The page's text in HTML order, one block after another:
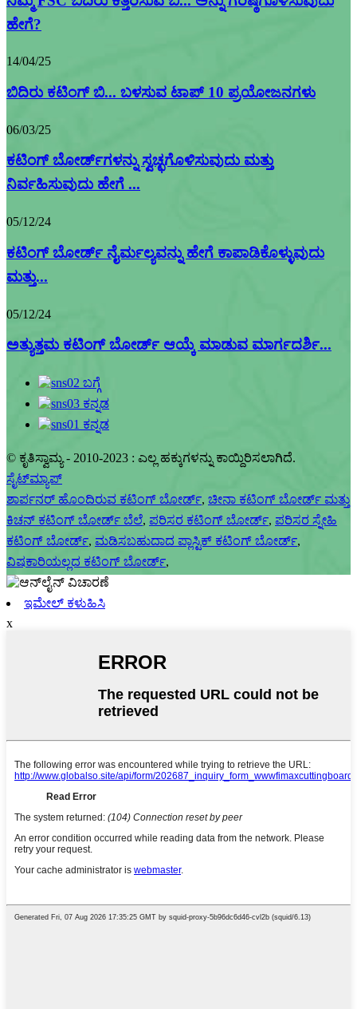
ಹೇಗೆ?
14/04/25
ಬಿದಿರು ಕಟಿಂಗ್ ಬಿ... ಬಳಸುವ ಟಾಪ್ 10 ಪ್ರಯೋಜನಗಳು
06/03/25
ಕಟಿಂಗ್ ಬೋರ್ಡ್‌ಗಳನ್ನು ಸ್ವಚ್ಛಗೊಳಿಸುವುದು ಮತ್ತು
ನಿರ್ವಹಿಸುವುದು ಹೇಗೆ ...
05/12/24
ಕಟಿಂಗ್ ಬೋರ್ಡ್ ನೈರ್ಮಲ್ಯವನ್ನು ಹೇಗೆ ಕಾಪಾಡಿಕೊಳ್ಳುವುದು
ಮತ್ತು...
05/12/24
ಅತ್ಯುತ್ತಮ ಕಟಿಂಗ್ ಬೋರ್ಡ್ ಆಯ್ಕೆ ಮಾಡುವ ಮಾರ್ಗದರ್ಶಿ...
© ಕೃತಿಸ್ವಾಮ್ಯ - 2010-2023 : ಎಲ್ಲ ಹಕ್ಕುಗಳನ್ನು ಕಾಯ್ದಿರಿಸಲಾಗಿದೆ.
ಸೈಟ್‌ಮ್ಯಾಪ್
ಶಾರ್ಪನರ್ ಹೊಂದಿರುವ ಕಟಿಂಗ್ ಬೋರ್ಡ್, ಚೀನಾ ಕಟಿಂಗ್ ಬೋರ್ಡ್ ಮತ್ತು
ಕಿಚನ್ ಕಟಿಂಗ್ ಬೋರ್ಡ್ ಬೆಲೆ, ಪರಿಸರ ಕಟಿಂಗ್ ಬೋರ್ಡ್, ಪರಿಸರ ಸ್ನೇಹಿ
ಕಟಿಂಗ್ ಬೋರ್ಡ್, ಮಡಿಸಬಹುದಾದ ಪ್ಲಾಸ್ಟಿಕ್ ಕಟಿಂಗ್ ಬೋರ್ಡ್,
ವಿಷಕಾರಿಯಲ್ಲದ ಕಟಿಂಗ್ ಬೋರ್ಡ್,
ಇಮೇಲ್ ಕಳುಹಿಸಿ
x